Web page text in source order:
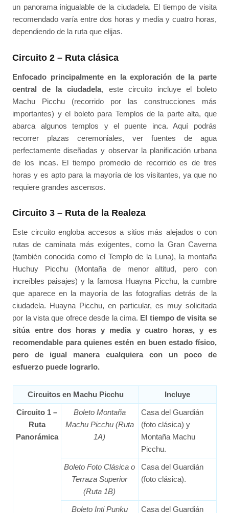
un panorama inigualable de la ciudadela. El tiempo de visita
recomendado varía entre dos horas y media y cuatro horas,
dependiendo de la ruta que elijas.
Circuito 2 – Ruta clásica
Enfocado principalmente en la exploración de la parte
central de la ciudadela, este circuito incluye el boleto
Machu Picchu (recorrido por las construcciones más
importantes) y el boleto para Templos de la parte alta, que
abarca algunos templos y el puente inca. Aquí podrás
recorrer plazas ceremoniales, ver fuentes de agua
perfectamente diseñadas y observar la planificación urbana
de los incas. El tiempo promedio de recorrido es de tres
horas y es apto para la mayoría de los visitantes, ya que no
requiere grandes ascensos.
Circuito 3 – Ruta de la Realeza
Este circuito engloba accesos a sitios más alejados o con
rutas de caminata más exigentes, como la Gran Caverna
(también conocida como el Templo de la Luna), la montaña
Huchuy Picchu (Montaña de menor altitud, pero con
increíbles paisajes) y la famosa Huayna Picchu, la cumbre
que aparece en la mayoría de las fotografías detrás de la
ciudadela. Huayna Picchu, en particular, es muy solicitada
por la vista que ofrece desde la cima. El tiempo de visita se
sitúa entre dos horas y media y cuatro horas, y es
recomendable para quienes estén en buen estado físico,
pero de igual manera cualquiera con un poco de
esfuerzo puede lograrlo.
Circuitos en Machu Picchu Incluye
Circuito 1 –
Ruta
Panorámica
Boleto Montaña
Machu Picchu (Ruta
1A)
Casa del Guardián
(foto clásica) y
Montaña Machu
Picchu.
Boleto Foto Clásica o
Terraza Superior
(Ruta 1B)
Casa del Guardián
(foto clásica).
Boleto Inti Punku
Casa del Guardián